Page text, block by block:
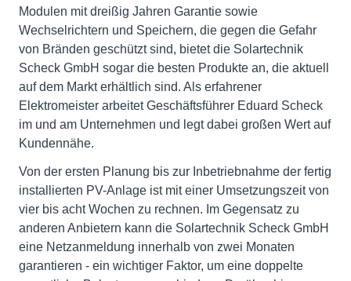
Modulen mit dreißig Jahren Garantie sowie
Wechselrichtern und Speichern, die gegen die Gefahr
von Bränden geschützt sind, bietet die Solartechnik
Scheck GmbH sogar die besten Produkte an, die aktuell
auf dem Markt erhältlich sind. Als erfahrener
Elektromeister arbeitet Geschäftsführer Eduard Scheck
im und am Unternehmen und legt dabei großen Wert auf
Kundennähe.
Von der ersten Planung bis zur Inbetriebnahme der fertig
installierten PV-Anlage ist mit einer Umsetzungszeit von
vier bis acht Wochen zu rechnen. Im Gegensatz zu
anderen Anbietern kann die Solartechnik Scheck GmbH
eine Netzanmeldung innerhalb von zwei Monaten
garantieren - ein wichtiger Faktor, um eine doppelte